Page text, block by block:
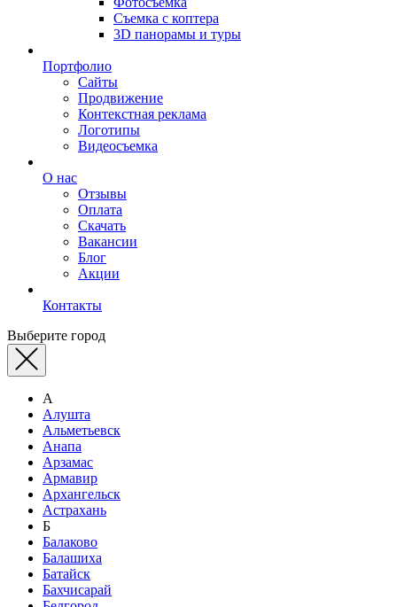
Съемка с коптера
3D панорамы и туры
Портфолио
Сайты
Продвижение
Контекстная реклама
Логотипы
Видеосъемка
О нас
Отзывы
Оплата
Скачать
Вакансии
Блог
Акции
Контакты
Выберите город
А
Алушта
Альметьевск
Анапа
Арзамас
Армавир
Архангельск
Астрахань
Б
Балаково
Балашиха
Батайск
Бахчисарай